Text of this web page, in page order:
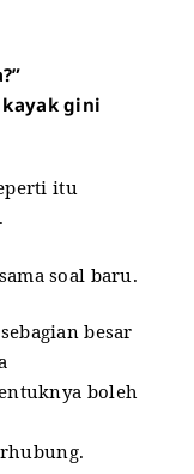
gini
itu
soal baru.
besar
boleh